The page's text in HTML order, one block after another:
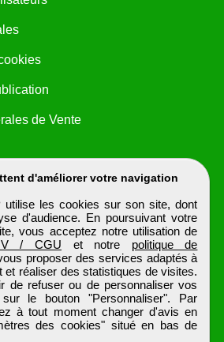
d'améliorer votre navigation
utilise les cookies sur son site, dont
d'audience. En poursuivant votre
vous acceptez notre utilisation de
/ CGU et notre politique de
proposer des services adaptés à
et réaliser des statistiques de visites.
de refuser ou de personnaliser vos
le bouton "Personnaliser". Par
à tout moment changer d'avis en
des cookies" situé en bas de
de Vente